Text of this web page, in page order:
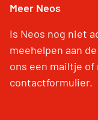
Meer Neos
Is Neos nog niet
meehelpen aan
ons een mailtje
contactformulier.